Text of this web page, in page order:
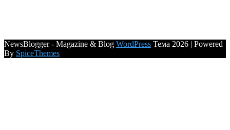
NewsBlogger - Magazine & Blog WordPress Тема 2026 | Powered
By SpiceThemes